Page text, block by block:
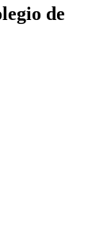
de